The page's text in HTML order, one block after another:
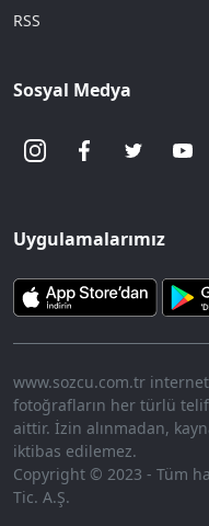
RSS
Sosyal Medya
Uygulamalarımız
www.sozcu.com.tr
fotoğrafların her türlü telif
aittir. İzin alınmadan,
iktibas edilemez.
Copyright © 2023 - Tüm
Tic. A.Ş.